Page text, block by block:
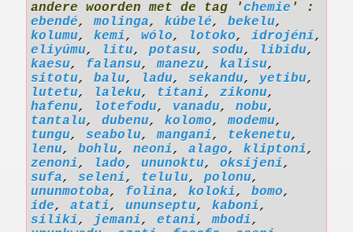
andere woorden met de tag 'chemie ' :
ebendé,molinga, kúbelé, bekelu,
kolumu, kemi, wólo, lotoko, idrojéní,
eliyúmu, litu, potasu, sodu, libidu,
kaesu, falansu,manezu, kalisu,
sitotu, balu, ladu, sekandu, yetibu,
lutetu, laleku, titani, zikonu,
hafenu, lotefodu, vanadu, nobu,
tantalu, dubenu, kolomo,modemu,
tungu, seabolu,mangani, tekenetu,
lenu, bohlu, neoni, alago, kliptoni,
zenoni, lado, ununoktu, oksijeni,
sufa, seleni, telulu, polonu,
ununmotoba, folina, koloki, bomo,
ide, atati, ununseptu, kaboni,
siliki, jemani, etani,mbodi,